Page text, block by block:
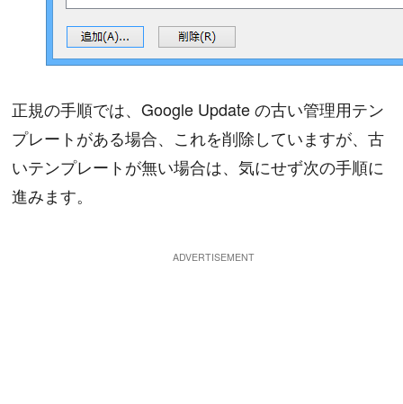
正規の手順では、Google Update の古い管理用テン
プレートがある場合、これを削除していますが、古
いテンプレートが無い場合は、気にせず次の手順に
進みます。